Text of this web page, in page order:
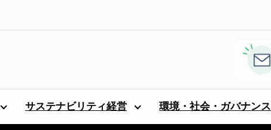
サステナビリティ経営 環境・社会・ガバナンス